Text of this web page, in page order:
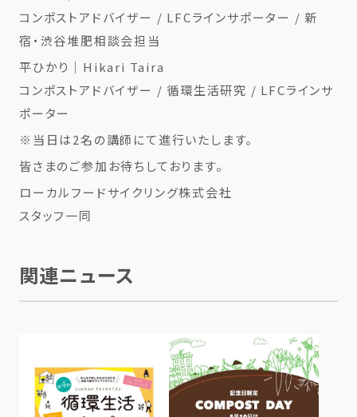
コンポストアドバイザー / LFCラインサポーター / 新
宿・渋谷堆肥相談会担当
平ひかり｜Hikari Taira
コンポストアドバイザー / 循環生活研究 / LFCラインサ
ポーター
※当日は2名の講師にて進行いたします。
皆さまのご参加お待ちしております。
ローカルフードサイクリング株式会社
スタッフ一同
関連ニュース